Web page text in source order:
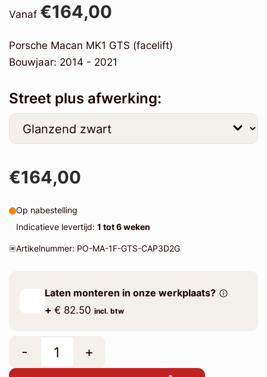
Vanaf €164,00
Porsche Macan MK1 GTS (facelift)
Bouwjaar: 2014 - 2021
Street plus afwerking:
€164,00
Op nabestelling
Indicatieve levertijd: 1 tot 6 weken
Artikelnummer: PO-MA-1F-GTS-CAP3D2G
Laten monteren in onze werkplaats?
+ € 82.50 incl. btw
- +